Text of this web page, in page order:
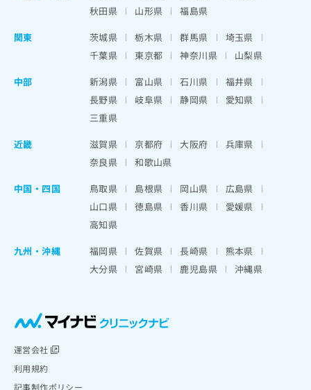
秋田県
山形県
福島県
関東
茨城県 栃木県 群馬県
埼玉県
千葉県
東京都 神奈川県
山梨県
中部
新潟県 富山県 石川県
福井県
長野県
岐阜県 静岡県
愛知県
三重県
近畿
滋賀県 京都府 大阪府
兵庫県
奈良県
和歌山県
中国・四国
鳥取県 島根県 岡山県
広島県
山口県
徳島県 香川県
愛媛県
高知県
九州・沖縄
福岡県 佐賀県 長崎県
熊本県
大分県
宮崎県 鹿児島県 沖縄県
運営会社
利用規約
記事制作ポリシー